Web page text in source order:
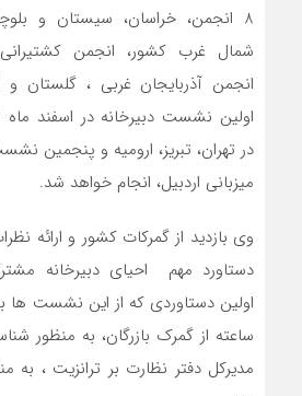
8 انجمن، خراسان، سیستان و
شمال غرب کشور، انجمن
انجمن آذربایجان غربی ، گلستان
در تهران، تبریز، ارومیه و پنجمین
میزبانی اردبیل، انجام خواهد شد.
وی بازدید از گمرکات کشور و ارائه
دستاورد مهم احیای دبیرخانه
ساعته از گمرک بازرگان، به منظور
مدیرکل دفتر نظارت بر ترانزیت ، به